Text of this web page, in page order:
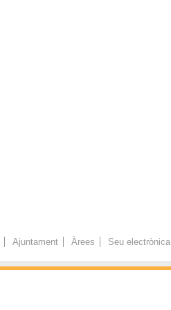
Ajuntament Àrees Seu electrònica